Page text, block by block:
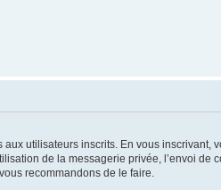
utilisateurs inscrits. En vous inscrivant,
de la messagerie privée, l’envoi de
recommandons de le faire.